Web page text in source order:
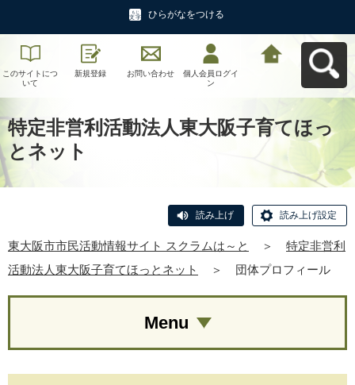
ひらがなをつける
このサイトにつ
いて
新規登録 お問い合わせ
個人会員ログイ
ン
特定非営利活動法人東大阪子育てほっ
とネット
読み上げ 読み上げ設定
東大阪市市民活動情報サイト スクラムは～と ＞
特定非営利
活動法人東大阪子育てほっとネット
＞ 団体プロフィール
Menu